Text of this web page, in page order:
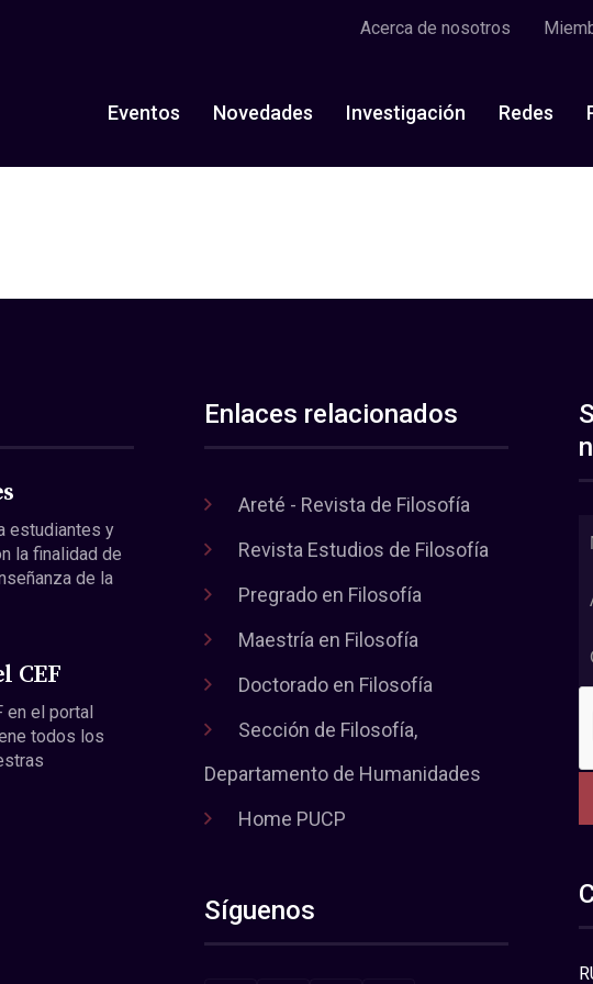
Acerca de nosotros
Eventos Novedades Investigación Redes
estudiantes y
la finalidad de
de la
CEF
en el portal
todos los
Enlaces relacionados
Areté - Revista de Filosofía
Revista Estudios de Filosofía
Pregrado en Filosofía
Maestría en Filosofía
Doctorado en Filosofía
Sección de Filosofía,
Departamento de Humanidades
Home PUCP
Síguenos